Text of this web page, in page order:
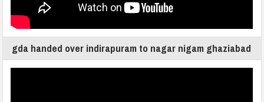
gda handed over indirapuram to nagar nigam ghaziabad